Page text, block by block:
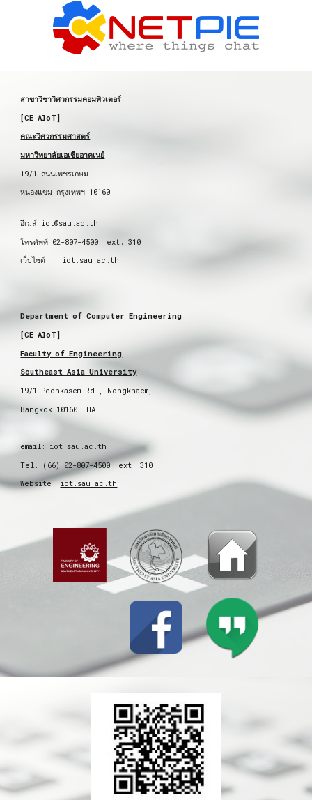
สาขาวิชาวิศวกรรมคอมพิวเตอร์
[CE AIoT]
คณะวิศวกรรมศาสตร์
มหาวิทยาลัยเอเชียอาคเนย์
19/1 ถนนเพชรเกษม
หนองแขม กรุงเทพฯ 10160
อีเมล์ iot@sau.ac.th
โทรศัพท์ 02-807-4500 ext. 310
เว็บไซต์ iot.sau.ac.th
Department of Computer Engineering
[CE AIoT]
Faculty of Engineering
Southeast Asia University
19/1 Pechkasem Rd., Nongkhaem,
Bangkok 10160 THA
email: iot.sau.ac.th
Tel. (66) 02-807-4500 ext. 310
Website:iot.sau.ac.th